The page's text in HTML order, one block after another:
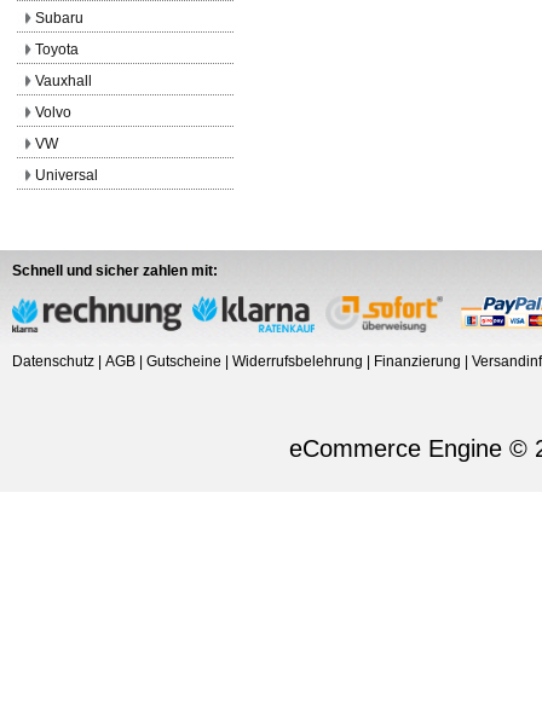
Subaru
Toyota
Vauxhall
Volvo
VW
Universal
Schnell und sicher zahlen mit:
Datenschutz | AGB | Gutscheine | Widerrufsbelehrung | Finanzierung |
eCommerce Engine ©